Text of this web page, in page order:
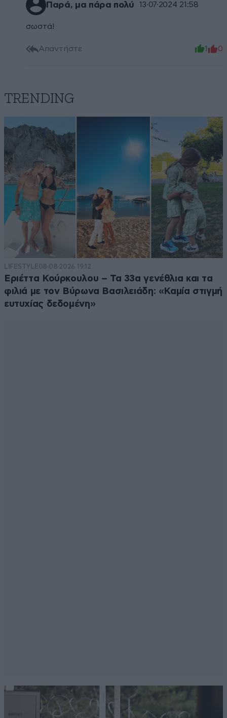
Παρά, μα πάρα πολύ 13·07·2024 21:58
σωστά!
Απαντήστε 1 0
TRENDING
LIFESTYLE08·08·2026 19:12
Εριέττα Κούρκουλου – Τα 33α γενέθλια και τα
φιλιά με τον Βύρωνα Βασιλειάδη: «Καμία στιγμή
ευτυχίας δεδομένη»